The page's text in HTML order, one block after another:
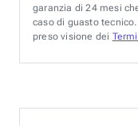
garanzia di 24 mesi
caso di guasto
preso visione dei